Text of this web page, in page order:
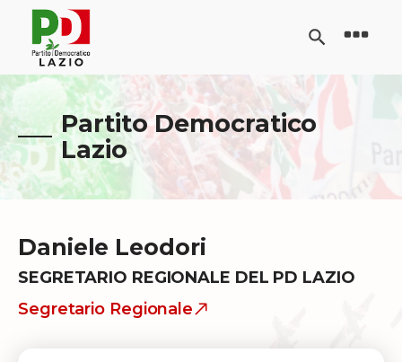
Partito Democratico
Lazio
Daniele Leodori
SEGRETARIO REGIONALE DEL PD LAZIO
Segretario Regionale